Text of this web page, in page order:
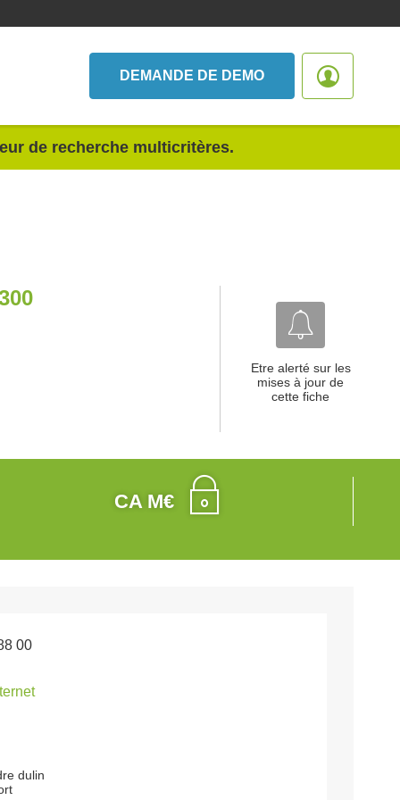
DEMANDE DE DEMO
de recherche multicritères.
Etre alerté sur les
mises à jour de
cette fiche
CA M€
00
dulin